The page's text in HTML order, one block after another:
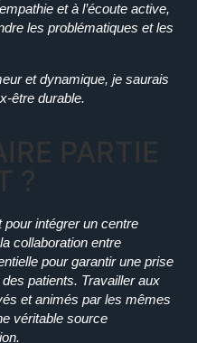
et à l’écoute active,
les problématiques et les
et dynamique, je saurais
être durable.
PARTIE
?
pour intégrer un centre
collaboration entre
pour garantir une prise
patients. Travailler aux
et animés par les mêmes
véritable source